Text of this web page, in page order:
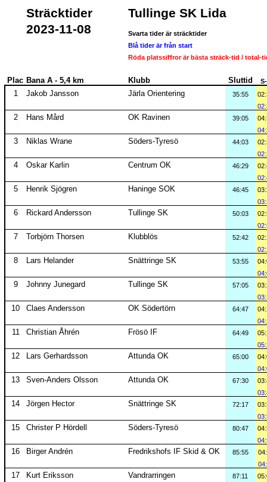
Sträcktider
Tullinge SK Lida
2023-11-08
Svarta tider är sträcktider
Blå tider är från start
Röda platssiffror är bästa sträck-tid / total-
Plac Bana A - 5,4 km Klubb Sluttid
1 Jakob Jansson Järla Orientering 35:55
2 Hans Mård OK Ravinen 39:05
3 Niklas Wrane Söders-Tyresö 44:03
4 Oskar Karlin Centrum OK 46:29
5 Henrik Sjögren Haninge SOK 46:45
6 Rickard Andersson Tullinge SK 50:03
7 Torbjörn Thorsen Klubblös 52:42
8 Lars Helander Snättringe SK 53:55
9 Johnny Junegard Tullinge SK 57:05
10 Claes Andersson OK Södertörn 64:47
11 Christian Åhrén Frösö IF 64:49
12 Lars Gerhardsson Attunda OK 65:00
13 Sven-Anders Olsson Attunda OK 67:30
14 Jörgen Hector Snättringe SK 72:17
15 Christer P Hördell Söders-Tyresö 80:47
16 Birger Andrén Fredrikshofs IF Skid & OK 85:55
17 Kurt Eriksson Vandrarringen 87:11